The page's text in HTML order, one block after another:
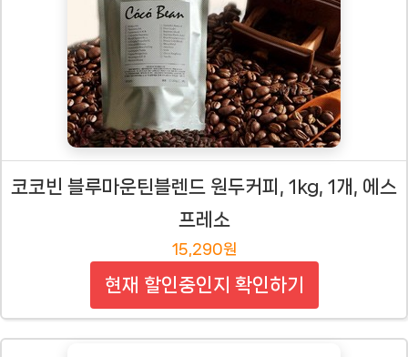
코코빈 블루마운틴블렌드 원두커피, 1kg, 1개, 에스
프레소
15,290원
현재 할인중인지 확인하기